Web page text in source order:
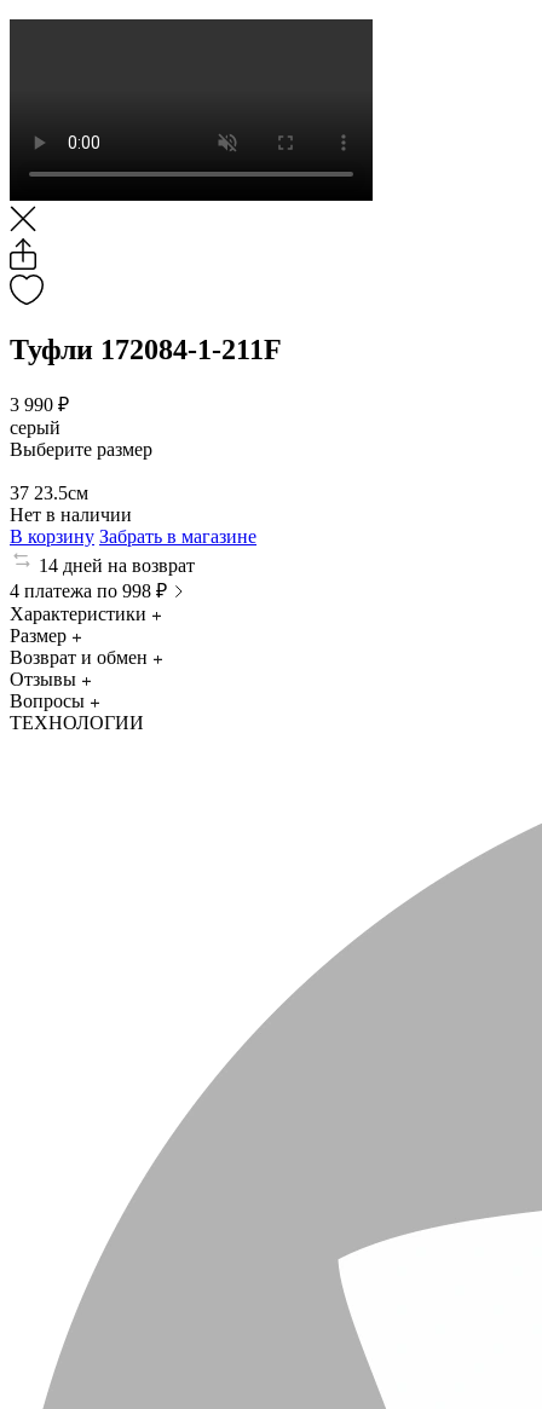
Туфли 172084-1-211F
3 990 ₽
серый
Выберите размер
37 23.5см
Нет в наличии
В корзину Забрать в магазине
14 дней на возврат
4 платежа по 998 ₽
Характеристики
Размер
Возврат и обмен
Отзывы
Вопросы
ТЕХНОЛОГИИ